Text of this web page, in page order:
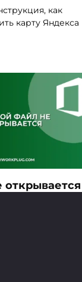
как
карту Яндекса
из